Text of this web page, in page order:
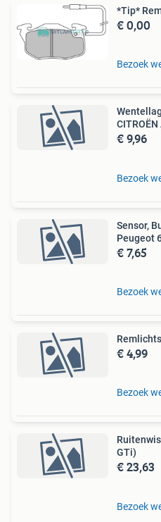
€ 0,00
Bezoek
€ 9,96
Bezoek
Sensor,
Peugeot
€ 7,65
Bezoek
€ 4,99
Bezoek
GTi)
€ 23,63
Bezoek